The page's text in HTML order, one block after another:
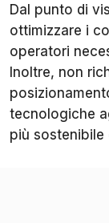
Dal punto di
ottimizzare i
operatori
Inoltre, non
tecnologiche
più sostenibile